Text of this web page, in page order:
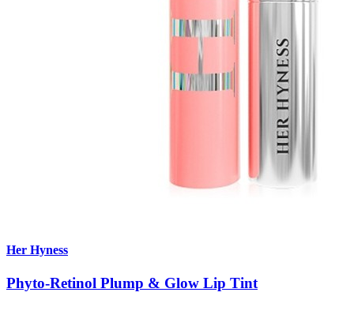
Her Hyness
Phyto-Retinol Plump & Glow Lip Tint